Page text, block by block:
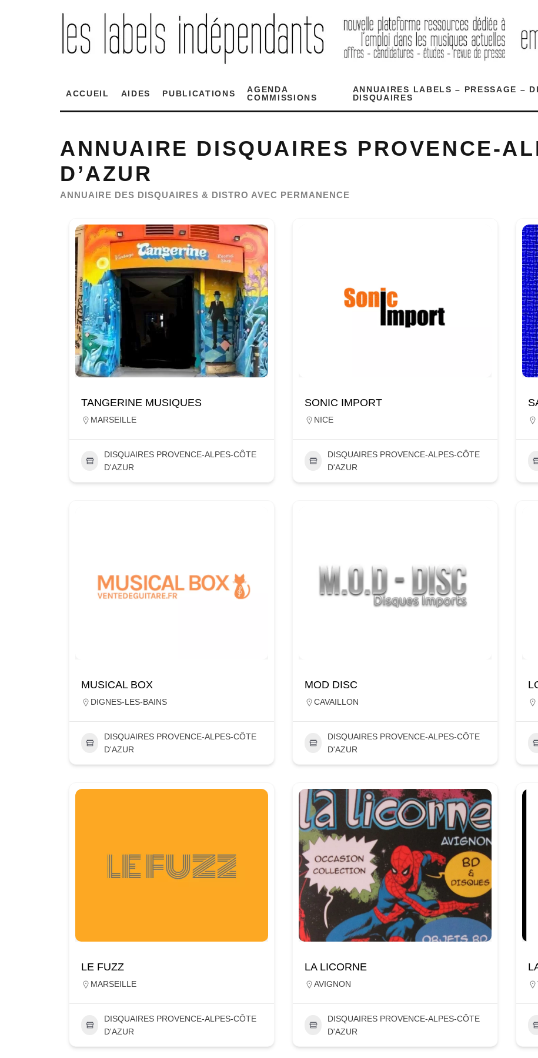
ACCUEIL AIDES PUBLICATIONS
AGENDA
COMMISSIONS
ANNUAIRES LABELS – PRESSAGE –
DISQUAIRES
ANNUAIRE DISQUAIRES PROVENCE-
D’AZUR
ANNUAIRE DES DISQUAIRES & DISTRO AVEC PERMANENCE
TANGERINE MUSIQUES
MARSEILLE
DISQUAIRES PROVENCE-ALPES-CÔTE
D'AZUR
SONIC IMPORT
NICE
DISQUAIRES PROVENCE-ALPES-CÔTE
D'AZUR
MUSICAL BOX
DIGNES-LES-BAINS
DISQUAIRES PROVENCE-ALPES-CÔTE
D'AZUR
MOD DISC
CAVAILLON
DISQUAIRES PROVENCE-ALPES-CÔTE
D'AZUR
LE FUZZ
MARSEILLE
DISQUAIRES PROVENCE-ALPES-CÔTE
D'AZUR
LA LICORNE
AVIGNON
DISQUAIRES PROVENCE-ALPES-CÔTE
D'AZUR